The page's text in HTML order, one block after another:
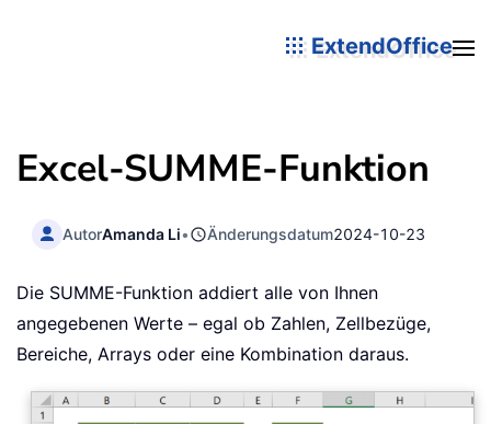
ExtendOffice
Excel-SUMME-Funktion
AutorAmanda Li• Änderungsdatum2024-10-23
Die SUMME-Funktion addiert alle von Ihnen
angegebenen Werte – egal ob Zahlen, Zellbezüge,
Bereiche, Arrays oder eine Kombination daraus.